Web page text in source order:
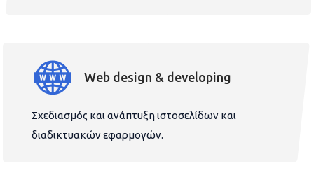
Web design & developing
Σχεδιασμός και ανάπτυξη ιστοσελίδων και
διαδικτυακών εφαρμογών.